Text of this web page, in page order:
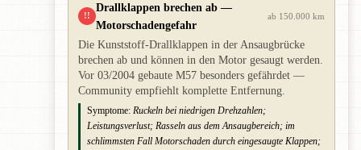
!!
Drallklappen brechen ab —
Motorschadengefahr
ab 150.000 km
Die Kunststoff-Drallklappen in der Ansaugbrücke
brechen ab und können in den Motor gesaugt werden.
Vor 03/2004 gebaute M57 besonders gefährdet —
Community empfiehlt komplette Entfernung.
Symptome: Ruckeln bei niedrigen Drehzahlen;
Leistungsverlust; Rasseln aus dem Ansaugbereich; im
schlimmsten Fall Motorschaden durch eingesaugte Klappen;